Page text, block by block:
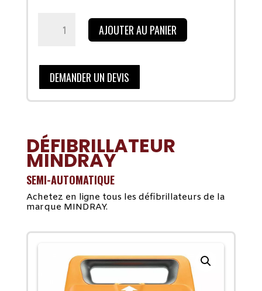
C2
entièrement-
AJOUTER AU PANIER
DEMANDER UN DEVIS
DÉFIBRILLATEUR
MINDRAY
SEMI-AUTOMATIQUE
Achetez en ligne tous les défibrillateurs de la
marque MINDRAY.